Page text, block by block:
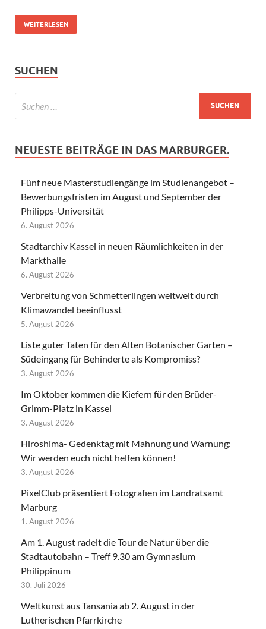
WEITERLESEN
SUCHEN
NEUESTE BEITRÄGE IN DAS MARBURGER.
Fünf neue Masterstudiengänge im Studienangebot –
Bewerbungsfristen im August und September der
Philipps-Universität
6. August 2026
Stadtarchiv Kassel in neuen Räumlichkeiten in der
Markthalle
6. August 2026
Verbreitung von Schmetterlingen weltweit durch
Klimawandel beeinflusst
5. August 2026
Liste guter Taten für den Alten Botanischer Garten –
Südeingang für Behinderte als Kompromiss?
3. August 2026
Im Oktober kommen die Kiefern für den Brüder-
Grimm-Platz in Kassel
3. August 2026
Hiroshima- Gedenktag mit Mahnung und Warnung:
Wir werden euch nicht helfen können!
3. August 2026
PixelClub präsentiert Fotografien im Landratsamt
Marburg
1. August 2026
Am 1. August radelt die Tour de Natur über die
Stadtautobahn – Treff 9.30 am Gymnasium
Philippinum
30. Juli 2026
Weltkunst aus Tansania ab 2. August in der
Lutherischen Pfarrkirche